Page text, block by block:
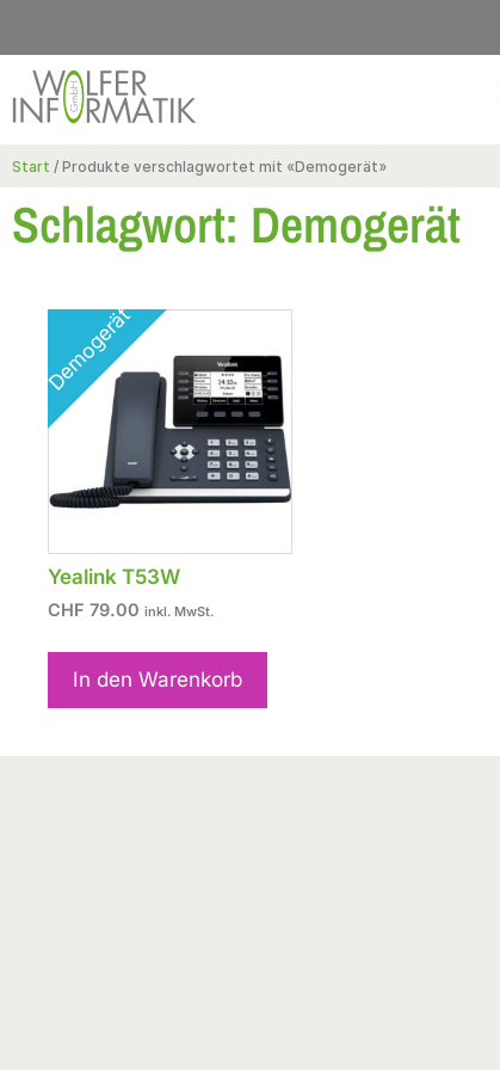
Start / Produkte verschlagwortet mit «Demogerät»
Schlagwort: Demogerät
Demogerät
Yealink T53W
CHF 79.00 inkl. MwSt.
In den Warenkorb